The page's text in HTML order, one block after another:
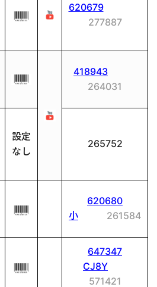
620679
277887
418943
264031
設定
なし
265752
620680
小 261584
647347
CJ8Y
571421